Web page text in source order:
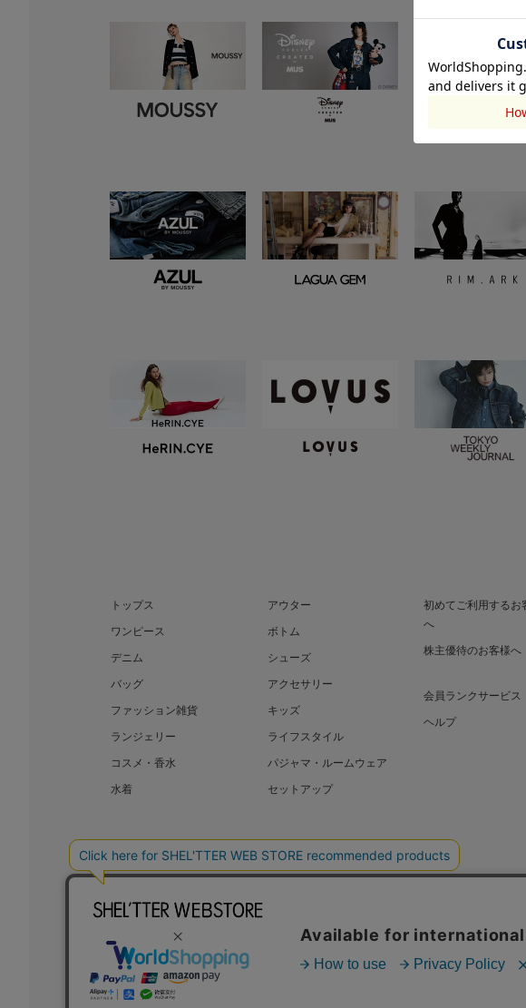
トップス
アウター
ワンピース
ボトム
デニム
シューズ
バッグ
アクセサリー
ファッション雑貨
キッズ
ランジェリー
ライフスタイル
コスメ・香水
パジャマ・ルームウェア
水着
セットアップ
初めてご利用するお
へ
株主優待のお客様へ
会員ランクサービス
ヘルプ
BAROQUE JAPAN LIMITED SHEL’TTER GREEN
COPYRIGHT © BAROQUE JAPAN LIMITED ALL RIGHTS RESERVED.